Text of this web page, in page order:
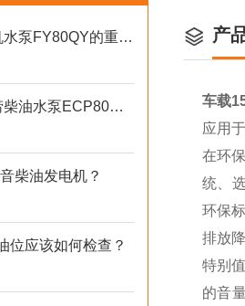
排涝防汛8寸汽油机水泵FY80QY的重要性
大流量8寸防汛排涝柴油水泵ECP80ME产品介绍
柴油发电机？
位应该如何检查？
产
车载
应用
在环
统、
环保
排放
特别
的音